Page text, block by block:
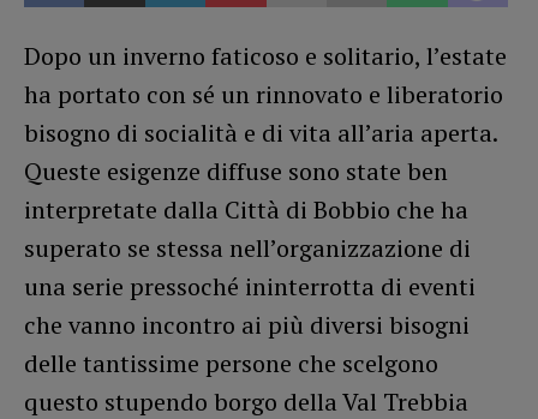
Dopo un inverno faticoso e solitario, l’estate
ha portato con sé un rinnovato e liberatorio
bisogno di socialità e di vita all’aria aperta.
Queste esigenze diffuse sono state ben
interpretate dalla Città di Bobbio che ha
superato se stessa nell’organizzazione di
una serie pressoché ininterrotta di eventi
che vanno incontro ai più diversi bisogni
delle tantissime persone che scelgono
questo stupendo borgo della Val Trebbia